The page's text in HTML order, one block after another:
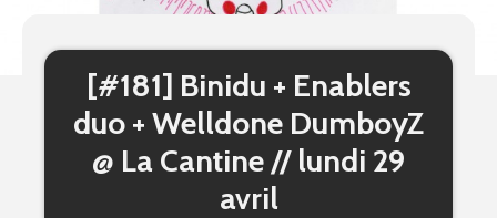
[#181] Binidu + Enablers
duo + Welldone DumboyZ
@ La Cantine // lundi 29
avril